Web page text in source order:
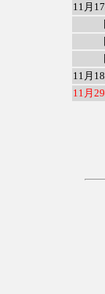
11月
11月
11月